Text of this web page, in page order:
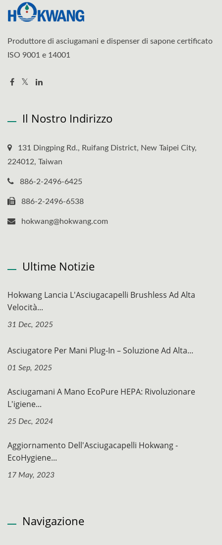
Produttore di asciugamani e dispenser di sapone certificato
ISO 9001 e 14001
Il Nostro Indirizzo
131 Dingping Rd., Ruifang District, New Taipei City,
224012, Taiwan
886-2-2496-6425
886-2-2496-6538
hokwang@hokwang.com
Ultime Notizie
Hokwang Lancia L'Asciugacapelli Brushless Ad Alta
Velocità...
31 Dec, 2025
Asciugatore Per Mani Plug-In – Soluzione Ad Alta...
01 Sep, 2025
Asciugamani A Mano EcoPure HEPA: Rivoluzionare
L'igiene...
25 Dec, 2024
Aggiornamento Dell'Asciugacapelli Hokwang -
EcoHygiene...
17 May, 2023
Navigazione